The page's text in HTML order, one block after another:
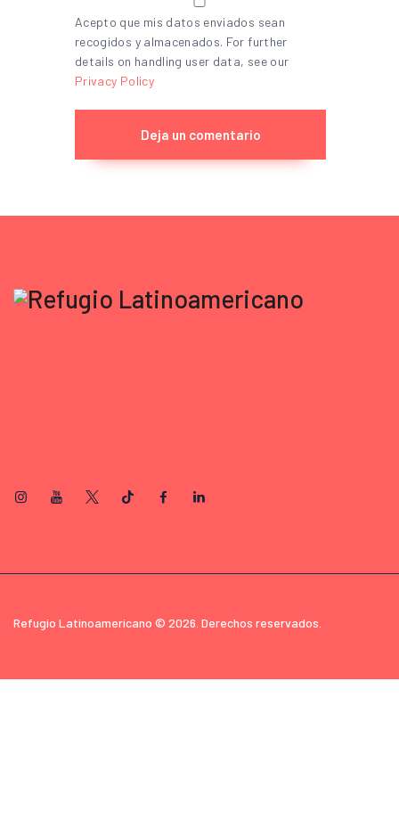
Acepto que mis datos enviados sean
recogidos y almacenados. For further
details on handling user data, see our
Privacy Policy
Refugio Latinoamericano © 2026. Derechos reservados.